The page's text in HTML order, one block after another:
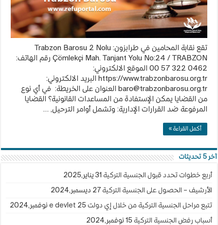
تقع نقابة المحامين في طرابزون: Trabzon Barosu 2 Nolu
Çömlekçi Mah. Tanjant Yolu No:24 / TRABZON رقم الهاتف:
0462 322 57 00 الموقع الالكتروني:
https://www.trabzonbarosu.org.tr البريد الالكتروني:
baro@trabzonbarosu.org.tr
العنوان على الخريطة: في أي نوع
من القضايا يمكن الإستفادة من المساعدات القانونية؟ القضايا
المرفوعة ضد القرارات الإدارية: وتشمل أوامر الترحيل, …
أكمل القراءة »
آخر 5 تحديثات
أربع خطوات تحدد قبول الجنسية التركية 31 يناير,2025
الأرشيف – الحصول على الجنسية التركية 27 ديسمبر,2024
تتبع مراحل الجنسية التركية من خلال إي دولت e devlet 25 نوفمبر,2024
أسباب رفض الجنسية التركية 15 نوفمبر,2024